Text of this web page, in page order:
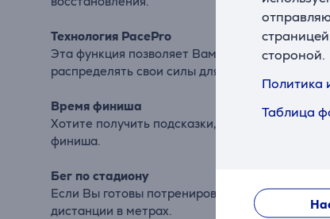
стороной.
Политика
Таблица
Технология PacePro
Эта функция позволяет Вам планировать
распределять свои силы для эффективного
Время финиша
Хотите получить подсказки, которые
финиша.
Бег по стадиону
Если Вы готовы потренироваться на
дистанции в метрах.